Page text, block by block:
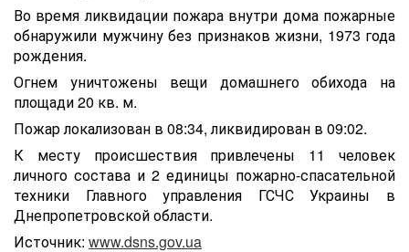
Во время ликвидации пожара внутри дома пожарные
обнаружили мужчину без признаков жизни, 1973 года
рождения.
Огнем уничтожены вещи домашнего обихода на
площади 20 кв. м.
Пожар локализован в 08:34, ликвидирован в 09:02.
К месту происшествия привлечены 11 человек
личного состава и 2 единицы пожарно-спасательной
техники Главного управления ГСЧС Украины в
Днепропетровской области.
Источник: www.dsns.gov.ua